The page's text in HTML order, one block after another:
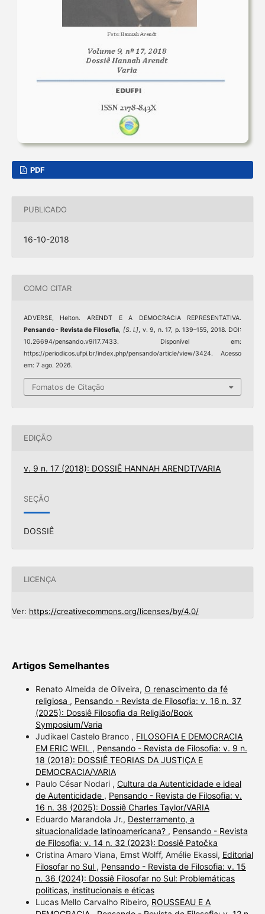
PDF
PUBLICADO
16-10-2018
COMO CITAR
ADVERSE, Helton. ARENDT E A DEMOCRACIA REPRESENTATIVA.
Pensando - Revista de Filosofia, [S. l.], v. 9, n. 17, p. 139–155, 2018. DOI:
10.26694/pensando.v9i17.7433. Disponível em:
https://periodicos.ufpi.br/index.php/pensando/article/view/3424. Acesso
em: 7 ago. 2026.
Fomatos de Citação
EDIÇÃO
v. 9 n. 17 (2018): DOSSIÊ HANNAH ARENDT/VARIA
SEÇÃO
DOSSIÊ
LICENÇA
Ver: https://creativecommons.org/licenses/by/4.0/
Artigos Semelhantes
Renato Almeida de Oliveira, O renascimento da fé
religiosa , Pensando - Revista de Filosofia: v. 16 n. 37
(2025): Dossiê Filosofia da Religião/Book
Symposium/Varia
Judikael Castelo Branco , FILOSOFIA E DEMOCRACIA
EM ERIC WEIL , Pensando - Revista de Filosofia: v. 9 n.
18 (2018): DOSSIÊ TEORIAS DA JUSTIÇA E
DEMOCRACIA/VARIA
Paulo César Nodari , Cultura da Autenticidade e ideal
de Autenticidade , Pensando - Revista de Filosofia: v.
16 n. 38 (2025): Dossiê Charles Taylor/VARIA
Eduardo Marandola Jr., Desterramento, a
situacionalidade latinoamericana? , Pensando - Revista
de Filosofia: v. 14 n. 32 (2023): Dossiê Patočka
Cristina Amaro Viana, Ernst Wolff, Amélie Ekassi, Editorial
Filosofar no Sul , Pensando - Revista de Filosofia: v. 15
n. 36 (2024): Dossiê Filosofar no Sul: Problemáticas
políticas, institucionais e éticas
Lucas Mello Carvalho Ribeiro, ROUSSEAU E A